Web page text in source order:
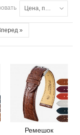
Цена, по убыванию
»
Ремешок